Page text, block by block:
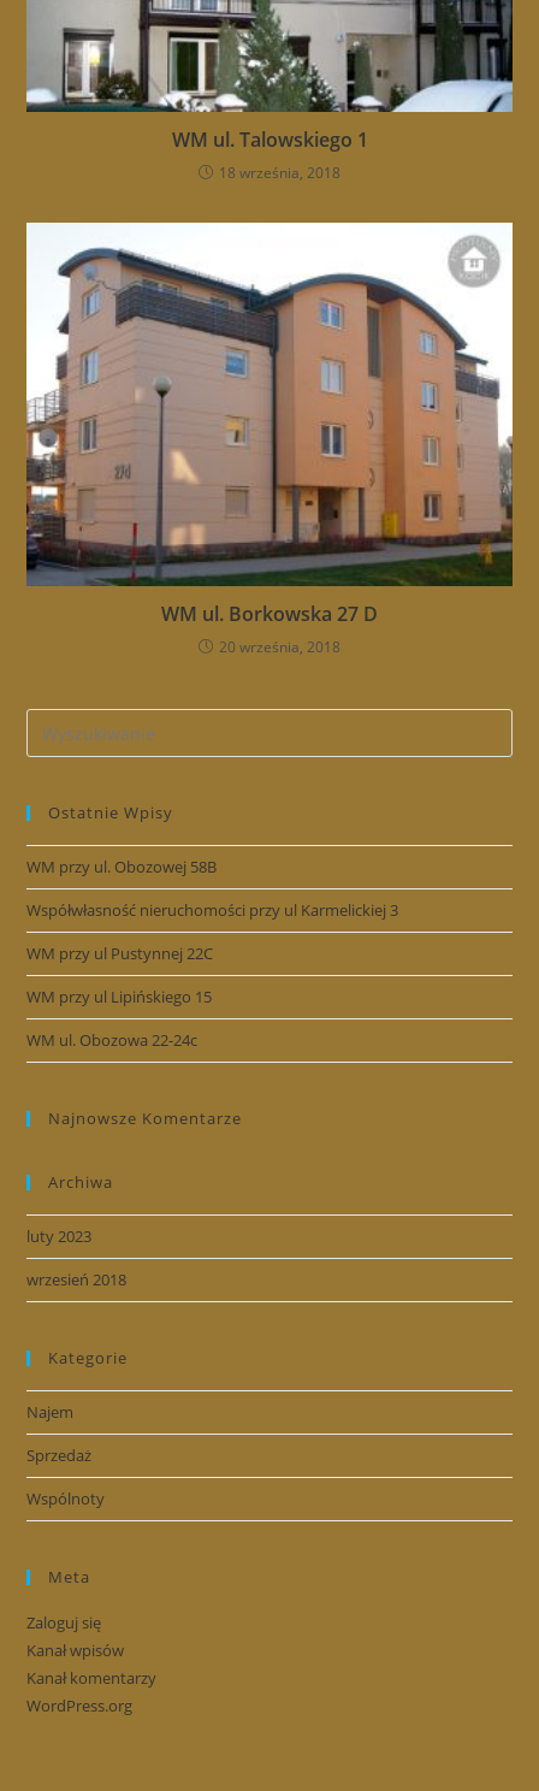
WM ul. Talowskiego 1
18 września, 2018
WM ul. Borkowska 27 D
20 września, 2018
Ostatnie Wpisy
WM przy ul. Obozowej 58B
Współwłasność nieruchomości przy ul Karmelickiej 3
WM przy ul Pustynnej 22C
WM przy ul Lipińskiego 15
WM ul. Obozowa 22-24c
Najnowsze Komentarze
Archiwa
luty 2023
wrzesień 2018
Kategorie
Najem
Sprzedaż
Wspólnoty
Meta
Zaloguj się
Kanał wpisów
Kanał komentarzy
WordPress.org